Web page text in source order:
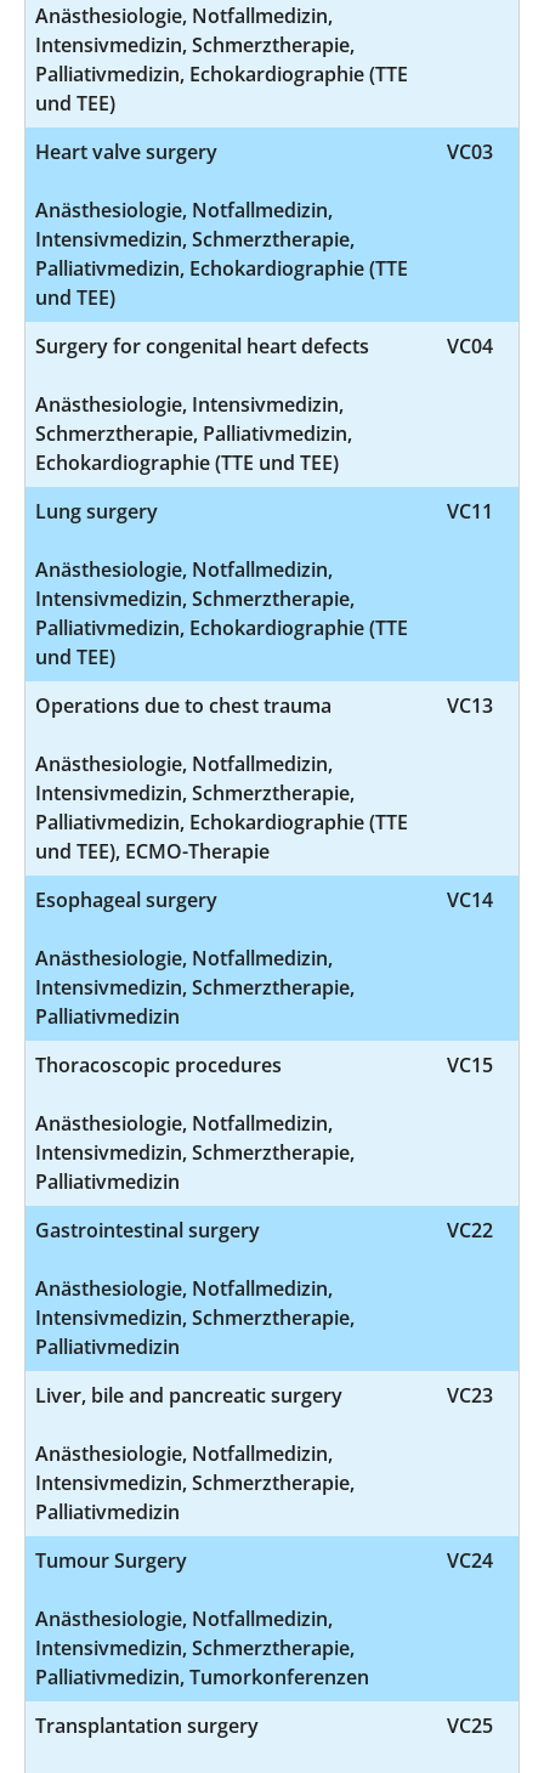
Anästhesiologie, Notfallmedizin,
Intensivmedizin, Schmerztherapie,
Palliativmedizin, Echokardiographie (TTE
und TEE)
Heart valve surgery
Anästhesiologie, Notfallmedizin,
Intensivmedizin, Schmerztherapie,
Palliativmedizin, Echokardiographie (TTE
und TEE)
VC03
Surgery for congenital heart defects
Anästhesiologie, Intensivmedizin,
Schmerztherapie, Palliativmedizin,
Echokardiographie (TTE und TEE)
VC04
Lung surgery
Anästhesiologie, Notfallmedizin,
Intensivmedizin, Schmerztherapie,
Palliativmedizin, Echokardiographie (TTE
und TEE)
VC11
Operations due to chest trauma
Anästhesiologie, Notfallmedizin,
Intensivmedizin, Schmerztherapie,
Palliativmedizin, Echokardiographie (TTE
und TEE), ECMO-Therapie
VC13
Esophageal surgery
Anästhesiologie, Notfallmedizin,
Intensivmedizin, Schmerztherapie,
Palliativmedizin
VC14
Thoracoscopic procedures
Anästhesiologie, Notfallmedizin,
Intensivmedizin, Schmerztherapie,
Palliativmedizin
VC15
Gastrointestinal surgery
Anästhesiologie, Notfallmedizin,
Intensivmedizin, Schmerztherapie,
Palliativmedizin
VC22
Liver, bile and pancreatic surgery
Anästhesiologie, Notfallmedizin,
Intensivmedizin, Schmerztherapie,
Palliativmedizin
VC23
Tumour Surgery
Anästhesiologie, Notfallmedizin,
Intensivmedizin, Schmerztherapie,
Palliativmedizin, Tumorkonferenzen
VC24
Transplantation surgery VC25